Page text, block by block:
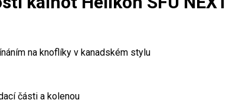
na knoflíky v kanadském stylu
části a kolenou